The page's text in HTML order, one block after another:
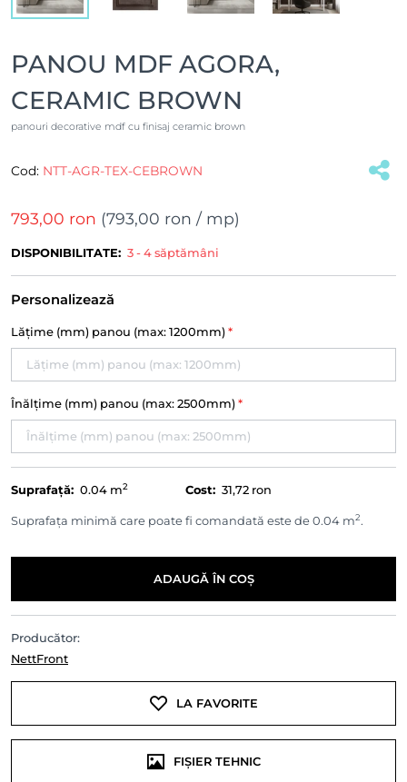
PANOU MDF AGORA,
CERAMIC BROWN
panouri decorative mdf cu finisaj ceramic brown
Cod: NTT-AGR-TEX-CEBROWN
793,00 ron (793,00 ron / mp)
DISPONIBILITATE: 3 - 4 săptămâni
Personalizează
Lățime (mm) panou (max: 1200mm) *
Înălțime (mm) panou (max: 2500mm) *
Suprafață: 0.04 m2 Cost: 31,72 ron
Suprafața minimă care poate fi comandată este de 0.04 m2.
ADAUGĂ ÎN COȘ
Producător:
NettFront
LA FAVORITE
FIȘIER TEHNIC